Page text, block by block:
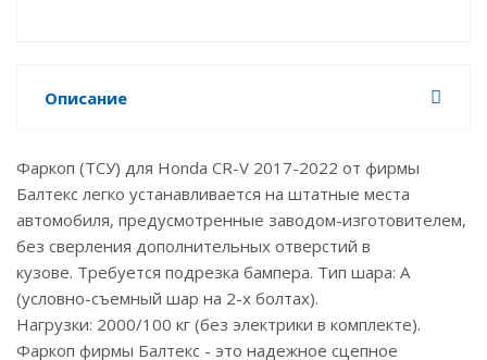
Описание
Фаркоп (ТСУ) для Honda CR-V 2017-2022 от фирмы
Балтекс легко устанавливается на штатные места
автомобиля, предусмотренные заводом-изготовителем,
без сверления дополнительных отверстий в
кузове. Требуется подрезка бампера. Тип шара: А
(условно-съемный шар на 2-х болтах).
Нагрузки: 2000/100 кг (без электрики в комплекте).
Фаркоп фирмы Балтекс - это надежное сцепное